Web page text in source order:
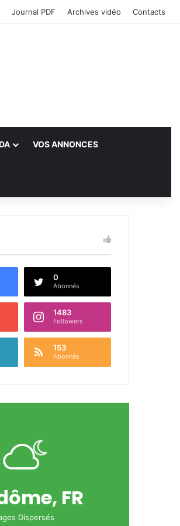
Journal PDF Archives vidéo Contacts
VOS ANNONCES
0
Abonnés
1483
Followers
153
Abonnés
FR
Dispersés